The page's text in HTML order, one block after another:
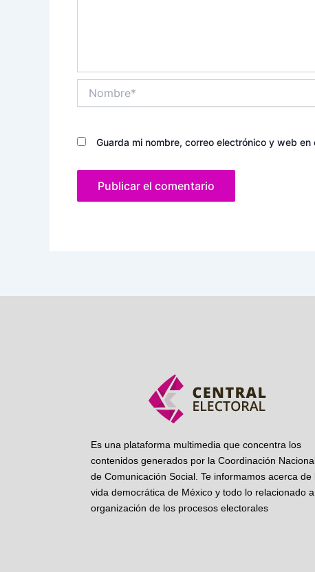
Guarda mi nombre, correo electrónico y web
Es una plataforma multimedia que concentra los
contenidos generados por la Coordinación
de Comunicación Social. Te informamos acerca de
vida democrática de México y todo lo relacionado
organización de los procesos electorales